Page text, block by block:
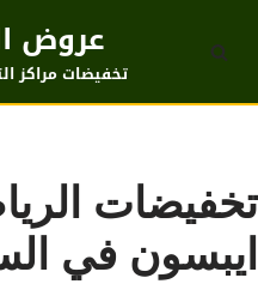
تخطى
عروض
تخفيضات مراكز
تخفيضات
ايبسون في